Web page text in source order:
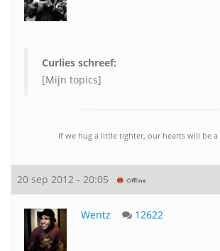
Curlies schreef:
[Mijn topics]
If we hug a little tighter, our hearts will be
20 sep 2012 - 20:05
Wentz 12622